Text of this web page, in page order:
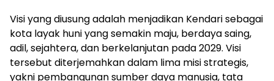
Visi yang diusung adalah menjadikan Kendari sebagai
kota layak huni yang semakin maju, berdaya saing,
adil, sejahtera, dan berkelanjutan pada 2029. Visi
tersebut diterjemahkan dalam lima misi strategis,
yakni pembangunan sumber daya manusia, tata